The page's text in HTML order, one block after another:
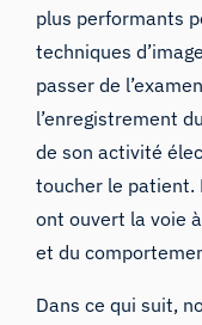
plus performants
techniques
passer de
l’enregistrement
de son activité
toucher le patient.
ont ouvert la voie
et du
Dans ce qui suit,